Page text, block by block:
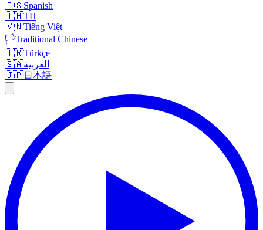
🇪🇸Spanish
🇹🇭TH
🇻🇳Tiếng Việt
🏳️Traditional Chinese
🇹🇷Türkçe
🇸🇦العربية
🇯🇵日本語